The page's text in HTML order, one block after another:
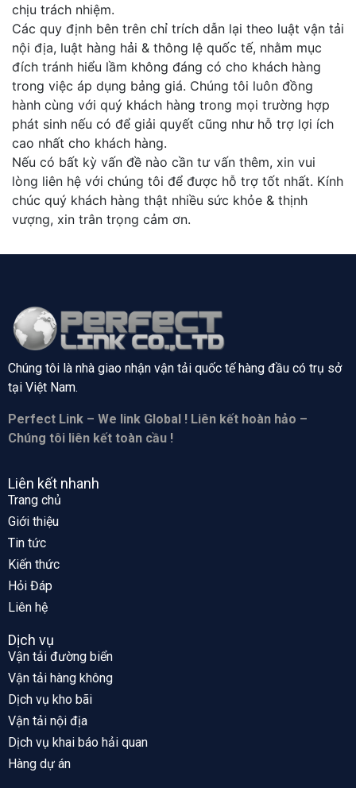
chịu trách nhiệm.
Các quy định bên trên chỉ trích dẫn lại theo luật vận tải
nội địa, luật hàng hải & thông lệ quốc tế, nhằm mục
đích tránh hiểu lầm không đáng có cho khách hàng
trong việc áp dụng bảng giá. Chúng tôi luôn đồng
hành cùng với quý khách hàng trong mọi trường hợp
phát sinh nếu có để giải quyết cũng như hỗ trợ lợi ích
cao nhất cho khách hàng.
Nếu có bất kỳ vấn đề nào cần tư vấn thêm, xin vui
lòng liên hệ với chúng tôi để được hỗ trợ tốt nhất. Kính
chúc quý khách hàng thật nhiều sức khỏe & thịnh
vượng, xin trân trọng cảm ơn.
Chúng tôi là nhà giao nhận vận tải quốc tế hàng đầu có trụ sở
tại Việt Nam.
Perfect Link – We link Global ! Liên kết hoàn hảo –
Chúng tôi liên kết toàn cầu !
Liên kết nhanh
Trang chủ
Giới thiệu
Tin tức
Kiến thức
Hỏi Đáp
Liên hệ
Dịch vụ
Vận tải đường biển
Vận tải hàng không
Dịch vụ kho bãi
Vận tải nội địa
Dịch vụ khai báo hải quan
Hàng dự án